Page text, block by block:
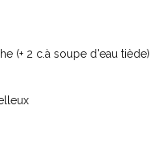
(+ 2 c.à soupe d'eau tiède)